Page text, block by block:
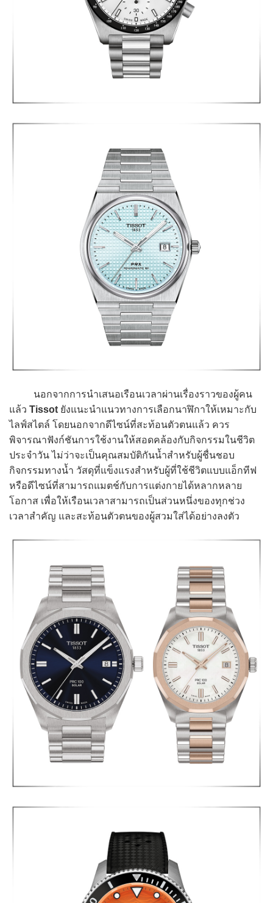
นอกจากการนำเสนอเรือนเวลาผ่านเรื่องราวของผู้คน
แล้ว Tissot ยังแนะนำแนวทางการเลือกนาฬิกาให้เหมาะกับ
ไลฟ์สไตล์ โดยนอกจากดีไซน์ที่สะท้อนตัวตนแล้ว ควร
พิจารณาฟังก์ชันการใช้งานให้สอดคล้องกับกิจกรรมในชีวิต
ประจำวัน ไม่ว่าจะเป็นคุณสมบัติกันน้ำสำหรับผู้ชื่นชอบ
กิจกรรมทางน้ำ วัสดุที่แข็งแรงสำหรับผู้ที่ใช้ชีวิตแบบแอ็กทีฟ
หรือดีไซน์ที่สามารถแมตช์กับการแต่งกายได้หลากหลาย
โอกาส เพื่อให้เรือนเวลาสามารถเป็นส่วนหนึ่งของทุกช่วง
เวลาสำคัญ และสะท้อนตัวตนของผู้สวมใส่ได้อย่างลงตัว